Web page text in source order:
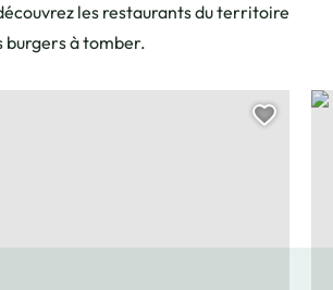
les restaurants du territoire
burgers à tomber.
Malté